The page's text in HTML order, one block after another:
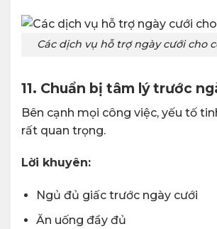
Các dịch vụ hỗ trợ ngày cưới cho
11. Chuẩn bị tâm lý trước
Bên cạnh mọi công việc, yếu tố
rất quan trọng.
Lời khuyên:
Ngủ đủ giấc trước ngày cưới
Ăn uống đầy đủ